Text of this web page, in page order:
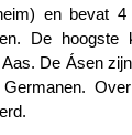
en bevat 4
De hoogste
De Ásen